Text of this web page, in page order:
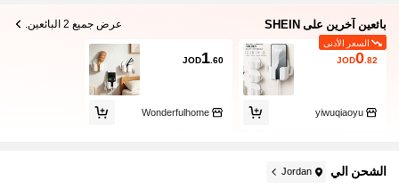
بائعين آخرين على SHEIN عرض جميع 2 البائعين.
السعر الأدنى
JOD0 .82
yiwuqiaoyu
JOD1 .60
Wonderfulhome
الشحن الي Jordan